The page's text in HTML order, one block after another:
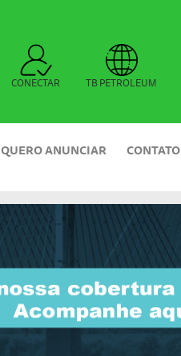
CONECTAR TB PETROLEUM
QUERO ANUNCIAR CONTATO